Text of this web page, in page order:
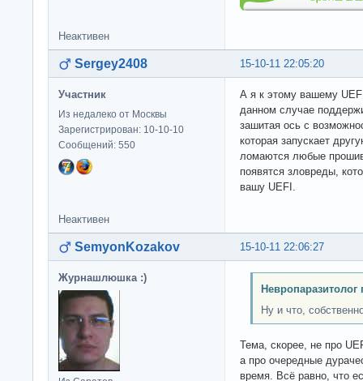
Неактивен
15-10-11 22:05:20
Sergey2408
Участник
Из недалеко от Москвы
Зарегистрирован: 10-10-10
Сообщений: 550
А я к этому вашему
данном случае
зашитая ось с
которая запускает
ломаются любые
появятся зловреды,
вашу UEFI.
Неактивен
15-10-11 22:06:27
SemyonKozakov
Журнашлюшка :)
Невропаразитолог
Ну и что,
Тема, скорее, не про
а про очередные
время. Всё равно, что